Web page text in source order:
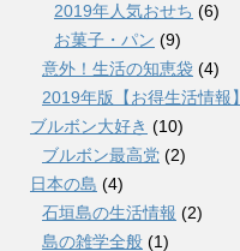
2019年人気おせち (6)
お菓子・パン (9)
意外！生活の知恵袋 (4)
2019年版【お得生活情報】
ブルボン大好き (10)
ブルボン最高党 (2)
日本の島 (4)
石垣島の生活情報 (2)
島の雑学全般 (1)